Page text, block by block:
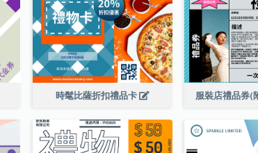
時髦比薩折扣禮品卡 服裝店禮品券(